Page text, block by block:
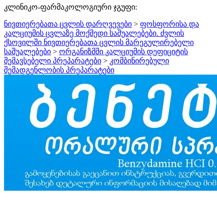
კლინიკო-ფარმაკოლოგიური ჯგუფი:
ნივთიერებათა ცვლის დარღვევები > ფოსფორისა და
კალციუმის ცვლაზე მოქმედი საშუალებები. ძვლის
ქსოვილში ნივთიერებათა ცვლის მარეგულირებელი
საშუალებები > ორგანიზმში კალციუმის დეფიციტის
შემავსებელი პრეპარატები > კომბინირებული
შემადგენლობის პრეპარატები